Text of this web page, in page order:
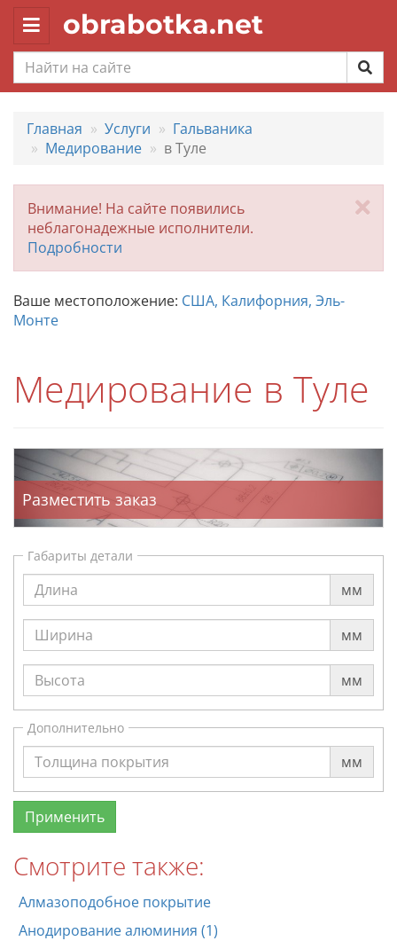
Toggle
navigation
obrabotka.net
Главная Услуги
Гальваника
Медирование
в Туле
Внимание! На сайте появились
неблагонадежные исполнители.
Подробности
Ваше местоположение: США, Калифорния, Эль-
Монте
Медирование в Туле
Разместить заказ
Габариты детали
мм
мм
мм
Дополнительно
мм
Смотрите также:
Алмазоподобное покрытие
Анодирование алюминия (1)